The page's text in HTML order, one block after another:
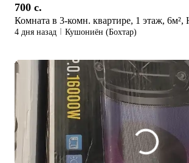
700 c.
Комната в 3-комн. квартире, 1 этаж, 6м²,
4 дня назад Кушониён (Бохтар)